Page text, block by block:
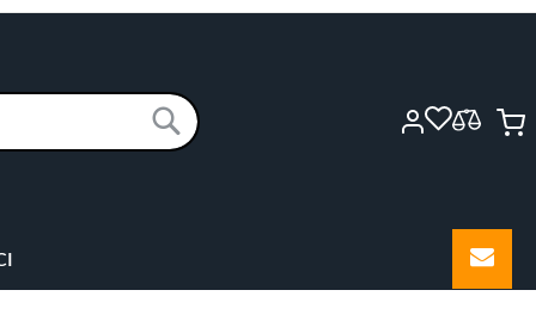
Szukaj